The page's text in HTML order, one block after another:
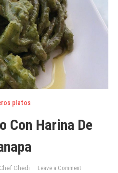
platos
Con Harina De
Chef Ghedi Leave a Comment